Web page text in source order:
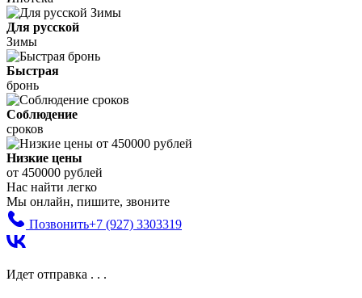
Для русской
Зимы
Быстрая
бронь
Соблюдение
сроков
Низкие цены
от 450000 рублей
Нас найти легко
Мы онлайн, пишите, звоните
Позвонить+7 (927) 3303319
Идет отправка . . .